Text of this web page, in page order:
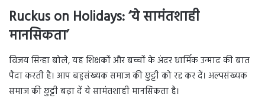
Ruckus on Holidays: ‘ये सामंतशाही
मानसिकता’
विजय सिन्हा बोले, यह शिक्षकों और बच्चों के अंदर धार्मिक उन्माद की बात
पैदा करती है। आप बहुसंख्यक समाज की छुट्टी को रद्द कर दें। अल्पसंख्यक
समाज की छुट्टी बढ़ा दें ये सामंतशाही मानसिकता है।